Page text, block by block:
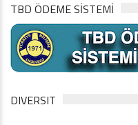
TBD ÖDEME SİSTEMİ
DIVERSIT